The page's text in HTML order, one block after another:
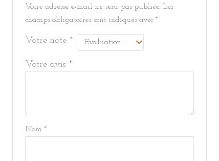
Votre adresse e-mail ne sera pas publiée. Les
champs obligatoires sont indiqués avec*
Votre note *
Votre avis *
Nom*